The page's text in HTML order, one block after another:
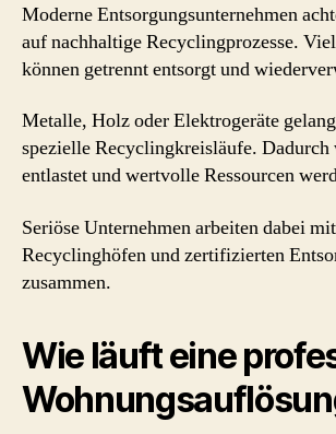
Moderne Entsorgungsunternehmen
auf nachhaltige Recyclingprozesse.
können getrennt entsorgt und
Metalle, Holz oder Elektrogeräte
spezielle Recyclingkreisläufe.
entlastet und wertvolle Ressourcen
Seriöse Unternehmen arbeiten dabei
Recyclinghöfen und zertifizierten
zusammen.
Wie läuft eine